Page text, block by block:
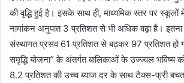
की वृद्धि हुई है। इसके साथ ही, माध्यमिक स्तर पर
नामांकन अनुपात 3 प्रतिशत से भी अधिक बढ़ा है। इतना
संस्थागत प्रसव 61 प्रतिशत से बढ़कर 97 प्रतिशत
समृद्धि योजना” के अंतर्गत बालिकाओं के उज्ज्वल भविष्य
8.2 प्रतिशत की उच्च ब्याज दर के साथ टैक्स-फ्री